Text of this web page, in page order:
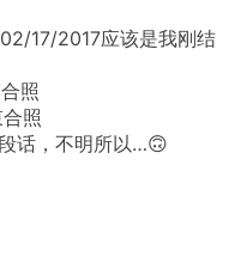
17/2017应该是我刚结
照
照
话，不明所以…🙃